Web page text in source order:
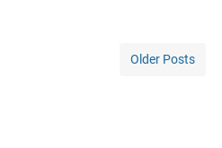
Older Posts